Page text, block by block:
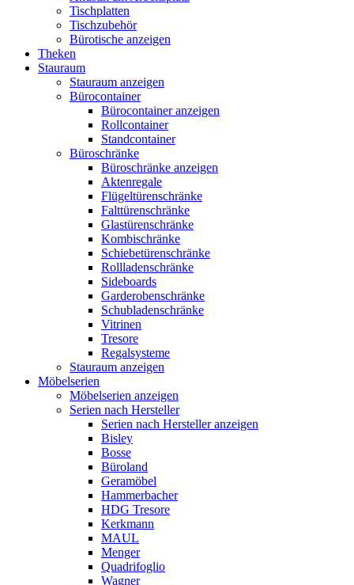
Tischplatten
Tischzubehör
Bürotische anzeigen
Theken
Stauraum
Stauraum anzeigen
Bürocontainer
Bürocontainer anzeigen
Rollcontainer
Standcontainer
Büroschränke
Büroschränke anzeigen
Aktenregale
Flügeltürenschränke
Falttürenschränke
Glastürenschränke
Kombischränke
Schiebetürenschränke
Rollladenschränke
Sideboards
Garderobenschränke
Schubladenschränke
Vitrinen
Tresore
Regalsysteme
Stauraum anzeigen
Möbelserien
Möbelserien anzeigen
Serien nach Hersteller
Serien nach Hersteller anzeigen
Bisley
Bosse
Büroland
Geramöbel
Hammerbacher
HDG Tresore
Kerkmann
MAUL
Menger
Quadrifoglio
Wagner